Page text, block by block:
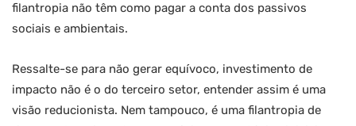
filantropia não têm como pagar a conta dos passivos
sociais e ambientais.
Ressalte-se para não gerar equívoco, investimento de
impacto não é o do terceiro setor, entender assim é uma
visão reducionista. Nem tampouco, é uma filantropia de